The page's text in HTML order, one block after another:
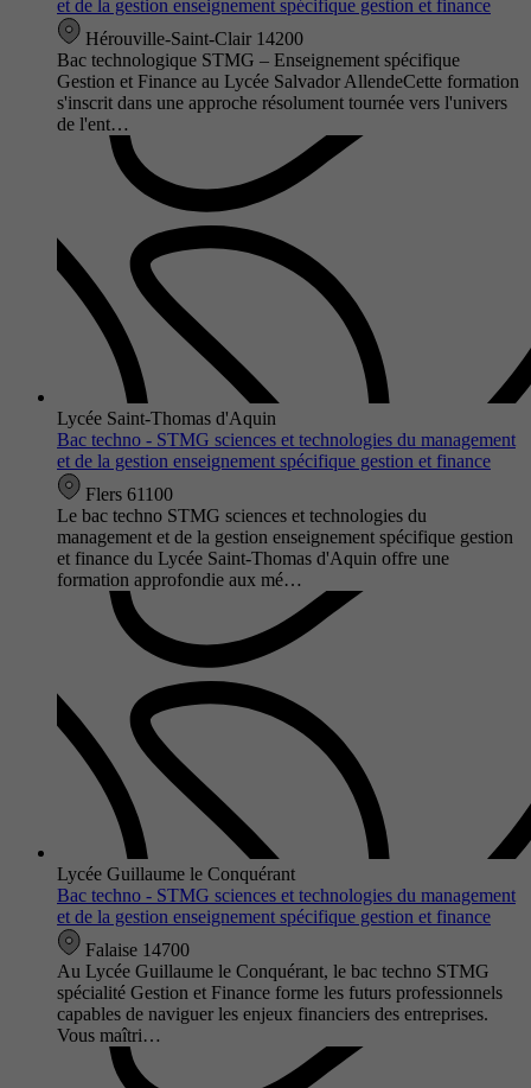
et de la gestion enseignement spécifique gestion et finance
Hérouville-Saint-Clair 14200
Bac technologique STMG – Enseignement spécifique
Gestion et Finance au Lycée Salvador AllendeCette formation
s'inscrit dans une approche résolument tournée vers l'univers
de l'ent…
Lycée Saint-Thomas d'Aquin
Bac techno - STMG sciences et technologies du management
et de la gestion enseignement spécifique gestion et finance
Flers 61100
Le bac techno STMG sciences et technologies du
management et de la gestion enseignement spécifique gestion
et finance du Lycée Saint-Thomas d'Aquin offre une
formation approfondie aux mé…
Lycée Guillaume le Conquérant
Bac techno - STMG sciences et technologies du management
et de la gestion enseignement spécifique gestion et finance
Falaise 14700
Au Lycée Guillaume le Conquérant, le bac techno STMG
spécialité Gestion et Finance forme les futurs professionnels
capables de naviguer les enjeux financiers des entreprises.
Vous maîtri…